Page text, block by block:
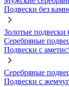
Подвески без
Золотые подвески
Серебряные
Подвески с
Серебряные
Подвески с